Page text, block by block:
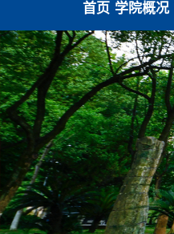
首页 学院概况